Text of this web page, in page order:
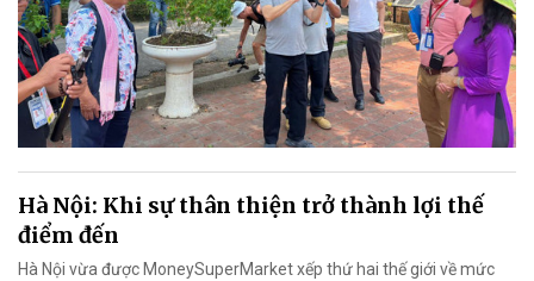
Hà Nội: Khi sự thân thiện trở thành lợi thế
điểm đến
Hà Nội vừa được MoneySuperMarket xếp thứ hai thế giới về mức